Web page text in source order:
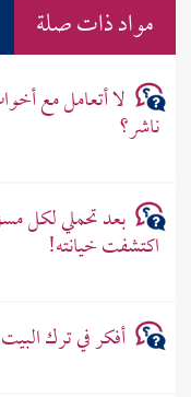
مواد ذات صلة
لا أتعامل مع
ناشر؟
بعد تحملي لكل
اكتشفت خيانته!
أفكر في ترك